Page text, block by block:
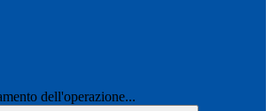
dell'operazione...